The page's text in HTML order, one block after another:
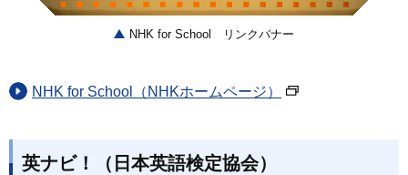
NHK for School リンクバナー
NHK for School（NHKホームページ）
英ナビ！（日本英語検定協会）